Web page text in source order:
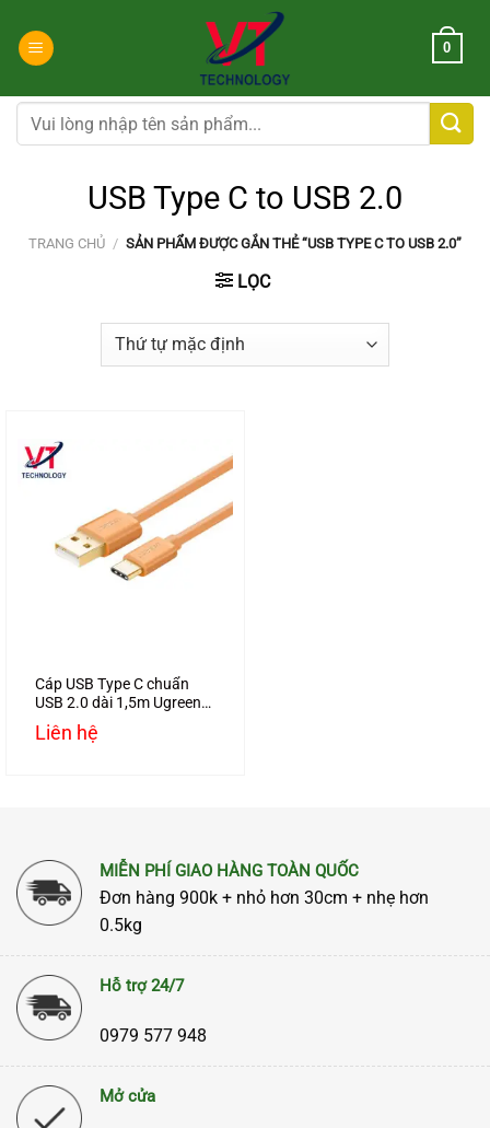
đến
dung
0
Tìm
kiếm:
USB Type C to USB 2.0
TRANG CHỦ / SẢN PHẨM ĐƯỢC GẮN THẺ “USB TYPE C TO USB 2.0”
LỌC
Cáp USB Type C chuẩn
USB 2.0 dài 1,5m Ugreen
10668 chính hãng
Liên hệ
MIỄN PHÍ GIAO HÀNG TOÀN QUỐC
Đơn hàng 900k + nhỏ hơn 30cm + nhẹ hơn
0.5kg
Hỗ trợ 24/7
0979 577 948
Mở cửa